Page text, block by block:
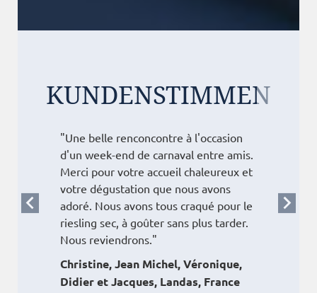
KUNDENSTIMMEN
"Une belle renconcontre à l'occasion
d'un week-end de carnaval entre amis.
Merci pour votre accueil chaleureux et
votre dégustation que nous avons
adoré. Nous avons tous craqué pour le
riesling sec, à goûter sans plus tarder.
Nous reviendrons."
Christine, Jean Michel, Véronique,
Didier et Jacques, Landas, France